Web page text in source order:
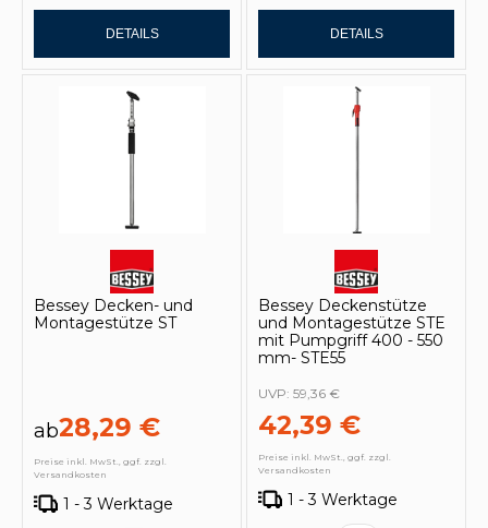
DETAILS DETAILS
Bessey Decken- und
Montagestütze ST
ab28,29 €
Preise inkl. MwSt., ggf. zzgl.
Versandkosten
1 - 3 Werktage
Bessey Deckenstütze
und Montagestütze STE
mit Pumpgriff 400 - 550
mm- STE55
42,39 €
UVP: 59,36 €
Preise inkl. MwSt., ggf. zzgl.
Versandkosten
1 - 3 Werktage